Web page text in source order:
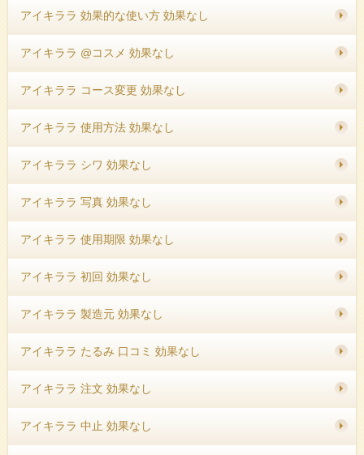
アイキララ 効果的な使い方 効果なし
アイキララ @コスメ 効果なし
アイキララ コース変更 効果なし
アイキララ 使用方法 効果なし
アイキララ シワ 効果なし
アイキララ 写真 効果なし
アイキララ 使用期限 効果なし
アイキララ 初回 効果なし
アイキララ 製造元 効果なし
アイキララ たるみ 口コミ 効果なし
アイキララ 注文 効果なし
アイキララ 中止 効果なし